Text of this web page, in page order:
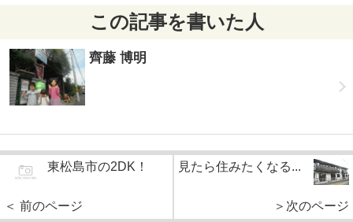
この記事を書いた人
齊藤 博明
東松島市の2DK！
＜ 前のページ
見たら住みたくなる...
＞次のページ